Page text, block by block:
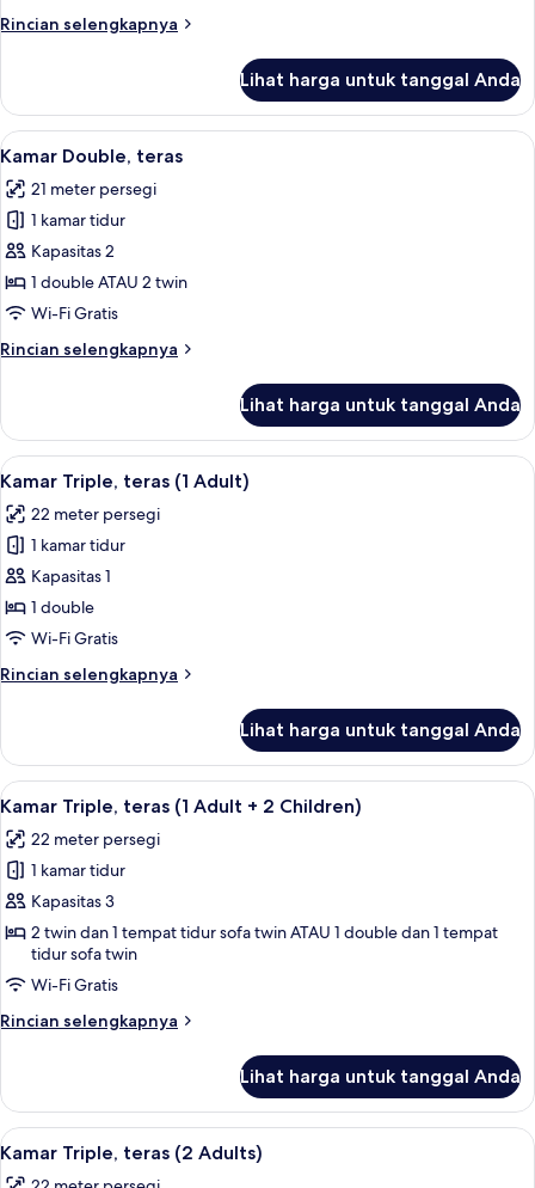
Adult
Child)
Rincian selengkapnya
Rincian
Kamar
Double,
teras
Adult
+
Child)
Lihat harga untuk tanggal Anda
Lihat
semua
foto
untuk
Kamar
Double,
teras
Selimut bulu angsa, brankas, meja
19
Kamar Double, teras
21 meter persegi
1 kamar tidur
Kapasitas 2
1 double ATAU 2 twin
Wi-Fi Gratis
Rincian selengkapnya
Rincian
Kamar
Double,
teras
Lihat harga untuk tanggal Anda
Lihat
semua
foto
untuk
Kamar
Triple,
teras
Adult)
Selimut bulu angsa, brankas, meja
16
Kamar Triple, teras (1 Adult)
22 meter persegi
1 kamar tidur
Kapasitas 1
1 double
Wi-Fi Gratis
Rincian selengkapnya
Rincian
Kamar
Triple,
teras
Adult)
Lihat harga untuk tanggal Anda
Lihat
semua
foto
untuk
Kamar
Triple,
teras
(1
Adult
Children)
Selimut bulu angsa, brankas, meja
16
Kamar Triple, teras (1 Adult + 2 Children)
22 meter persegi
1 kamar tidur
Kapasitas 3
2 twin dan 1 tempat tidur sofa twin ATAU 1 double dan 1 tempat
tidur sofa twin
Wi-Fi Gratis
Rincian selengkapnya
Rincian
Kamar
Triple,
teras
Lihat harga untuk tanggal Anda
Lihat
semua
Selimut bulu angsa, brankas, meja
16
Kamar Triple, teras (2 Adults)